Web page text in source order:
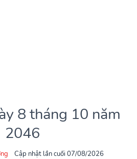
8 tháng 10 năm
2046
Cập nhật lần cuối 07/08/2026